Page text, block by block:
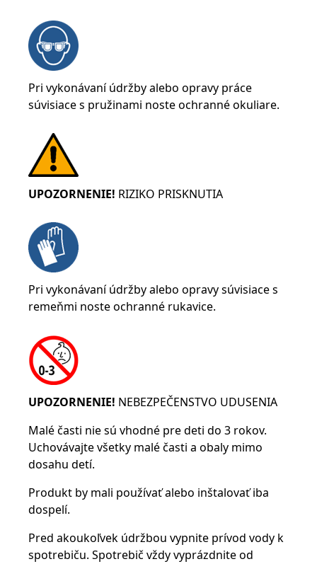
Pri vykonávaní údržby alebo opravy práce
súvisiace s pružinami noste ochranné okuliare.
UPOZORNENIE! RIZIKO PRISKNUTIA
Pri vykonávaní údržby alebo opravy súvisiace s
remeňmi noste ochranné rukavice.
UPOZORNENIE! NEBEZPEČENSTVO UDUSENIA
Malé časti nie sú vhodné pre deti do 3 rokov.
Uchovávajte všetky malé časti a obaly mimo
dosahu detí.
Produkt by mali používať alebo inštalovať iba
dospelí.
Pred akoukoľvek údržbou vypnite prívod vody k
spotrebiču. Spotrebič vždy vyprázdnite od